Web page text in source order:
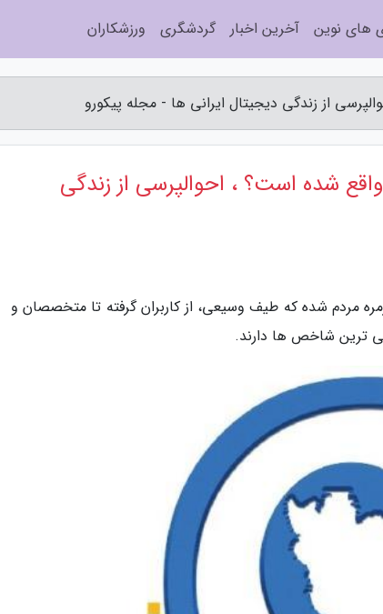
از زندگی دیجیتال ایرانی ها - مجله پیکورو
شده است؟ ، احوالپرسی از زندگی
مردم شده که طیف وسیعی، از کاربران گرفته تا متخصصان و
ترین شاخص ها دارند.
های نوین آخرین اخبار گردشگری ورزشکاران